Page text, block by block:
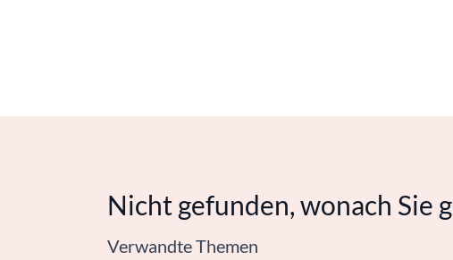
Nicht gefunden, wonach Sie
Verwandte Themen